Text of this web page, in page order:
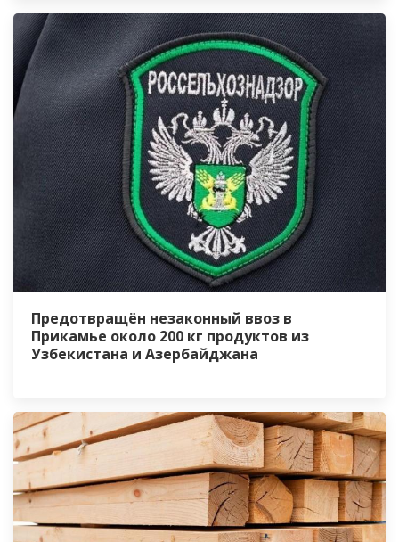
Предотвращён незаконный ввоз в
Прикамье около 200 кг продуктов из
Узбекистана и Азербайджана